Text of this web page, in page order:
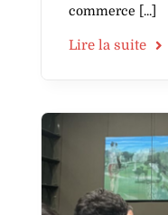
commerce
Lire la suite